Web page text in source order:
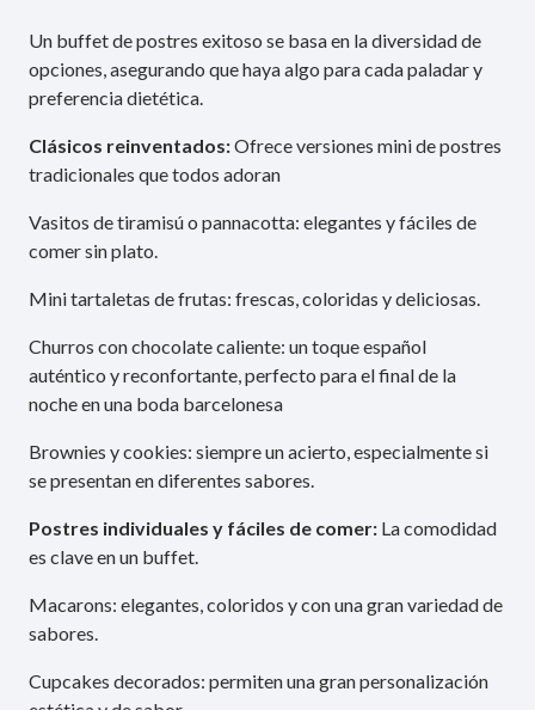
Un buffet de postres exitoso se basa en la diversidad de
opciones, asegurando que haya algo para cada paladar y
preferencia dietética.
Clásicos reinventados:Ofrece versiones mini de postres
tradicionales que todos adoran
Vasitos de tiramisú o pannacotta: elegantes y fáciles de
comer sin plato.
Mini tartaletas de frutas: frescas, coloridas y deliciosas.
Churros con chocolate caliente: un toque español
auténtico y reconfortante, perfecto para el final de la
noche en una boda barcelonesa
Brownies y cookies: siempre un acierto, especialmente si
se presentan en diferentes sabores.
Postres individuales y fáciles de comer: La comodidad
es clave en un buffet.
Macarons: elegantes, coloridos y con una gran variedad de
sabores.
Cupcakes decorados: permiten una gran personalización